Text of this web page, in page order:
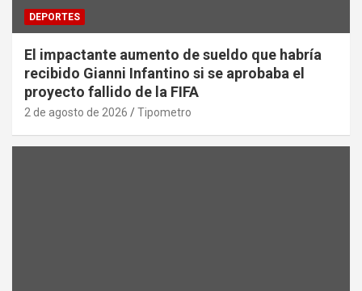
DEPORTES
El impactante aumento de sueldo que habría
recibido Gianni Infantino si se aprobaba el
proyecto fallido de la FIFA
2 de agosto de 2026 Tipometro